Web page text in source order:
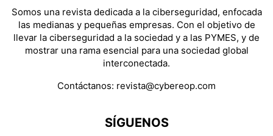
Somos una revista dedicada a la ciberseguridad, enfocada
las medianas y pequeñas empresas. Con el objetivo de
llevar la ciberseguridad a la sociedad y a las PYMES, y de
mostrar una rama esencial para una sociedad global
interconectada.
Contáctanos: revista@cybereop.com
SÍGUENOS